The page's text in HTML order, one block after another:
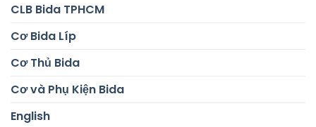
CLB Bida TPHCM
Cơ Bida Líp
Cơ Thủ Bida
Cơ và Phụ Kiện Bida
English